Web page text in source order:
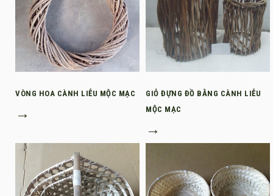
VÒNG HOA CÀNH LIỄU MỘC MẠC
→
GIỎ ĐỰNG ĐỒ BẰNG CÀNH LIỄU
MỘC MẠC
→